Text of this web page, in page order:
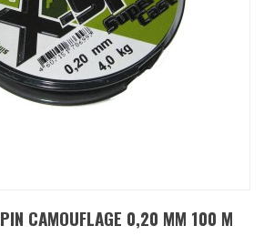
CAMOUFLAGE 0,20 ММ 100 М